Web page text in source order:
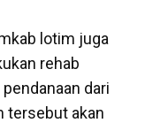
lotim juga
rehab
dari
tersebut akan